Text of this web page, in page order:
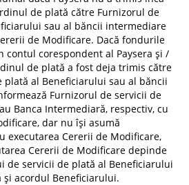
de plată către Furnizorul de
sau al băncii intermediare
de Modificare. Dacă fondurile
contul corespondent al Paysera și /
de plată a fost deja trimis către
plată al Beneficiarului sau al băncii
Furnizorul de servicii de
Banca Intermediară, respectiv, cu
dar nu își asumă
executarea Cererii de Modificare,
Cererii de Modificare depinde
de servicii de plată al Beneficiarului
și acordul Beneficiarului.